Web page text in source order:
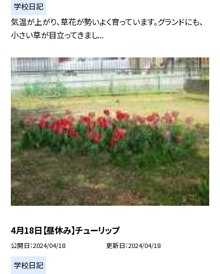
学校日記
気温が上がり、草花が勢いよく育っています。グランドにも、
小さい草が目立ってきまし...
4月18日【昼休み】チューリップ
公開日 2024/04/18 更新日 2024/04/18
学校日記